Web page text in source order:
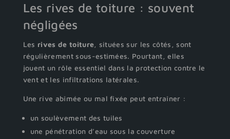
Les rives de toiture : souvent
négligées
Les rives de toiture, situées sur les côtés, sont
régulièrement sous-estimées. Pourtant, elles
jouent un rôle essentiel dans la protection contre le
vent et les infiltrations latérales.
Une rive abîmée ou mal fixée peut entraîner :
un soulèvement des tuiles
une pénétration d’eau sous la couverture